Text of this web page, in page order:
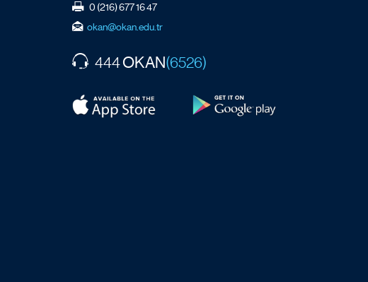
0 (216) 677 16 47
okan@okan.edu.tr
444OKAN(6526)